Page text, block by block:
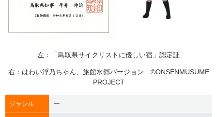
左：「鳥取県サイクリストに優しい宿」認定証
右：はわい浮乃ちゃん、旅館水郷バージョン ©ONSENMUSUME
PROJECT
ジャンル ー